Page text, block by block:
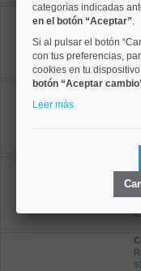
1
2
categorías indicadas
en el botón “Aceptar”.
Si al pulsar el botón
con tus preferencias,
cookies en tu
botón “Aceptar
Leer más